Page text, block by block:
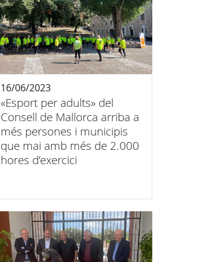
«Esport per adults» del
Consell de Mallorca arriba a
més persones i municipis
que mai amb més de 2.000
hores d’exercici
16/06/2023